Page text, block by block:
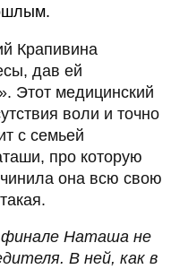
Крапивина
дав ей
Этот медицинский
воли и точно
с семьей
про которую
она всю свою
финале Наташа не
В ней, как в